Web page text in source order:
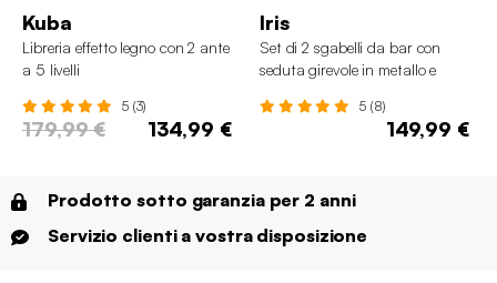
Kuba
Libreria effetto legno con 2 ante
a 5 livelli
5 (3)
179,99 € 134,99 €
Iris
Set di 2 sgabelli da bar con
seduta girevole in metallo e
5 (8)
149,99 €
Prodotto sotto garanzia per 2 anni
Servizio clienti a vostra disposizione